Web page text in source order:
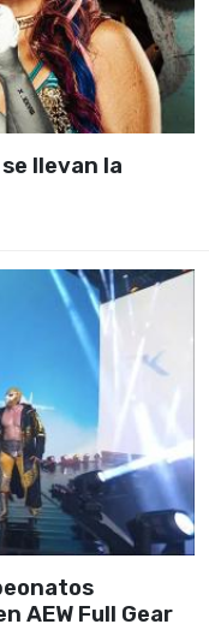
llevan la
AEW Full Gear